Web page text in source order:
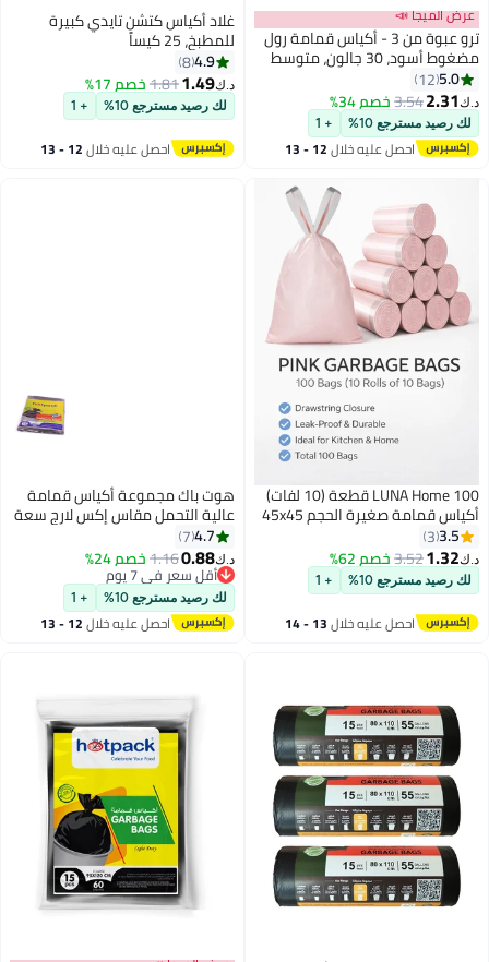
عرض الميجا 📣
ترو عبوة من 3 - أكياس قمامة رول
مضغوط أسود، 30 جالون، متوسط
(سلة المطبخ)، 60x90 سم - 20
كيس × 3
5.0
12
د.ك‏2.31
3.54خصم 34%
لك رصيد مسترجع 10% + 1
احصل عليه خلال 12 - 13
غلاد أكياس كتشن تايدي كبيرة
للمطبخ، 25 كيساً
4.9
8
د.ك‏1.49
1.81خصم 17%
لك رصيد مسترجع 10% + 1
احصل عليه خلال 12 - 13
LUNA Home 100 قطعة (10 لفات)
أكياس قمامة صغيرة الحجم 45x45
سم؛ أكياس قمامة سميكة وقوية
للغاية. أكياس قمامة مانعة للتسرب
للاستخدام في المطبخ والمدرسة
والمنزل والمكتب.
3.5
3
د.ك‏1.32
3.52خصم 62%
لك رصيد مسترجع 10% + 1
احصل عليه خلال 13 - 14
هوت باك مجموعة أكياس قمامة
عالية التحمل مقاس إكس لارج سعة
60 جالوناً من 10 قطع أسود
95x120سم
4.7
7
د.ك‏0.88
1.16خصم 24%
أقل سعر في 7 يوم
أقل سعر في 7 يوم
لك رصيد مسترجع 10% + 1
احصل عليه خلال 12 - 13